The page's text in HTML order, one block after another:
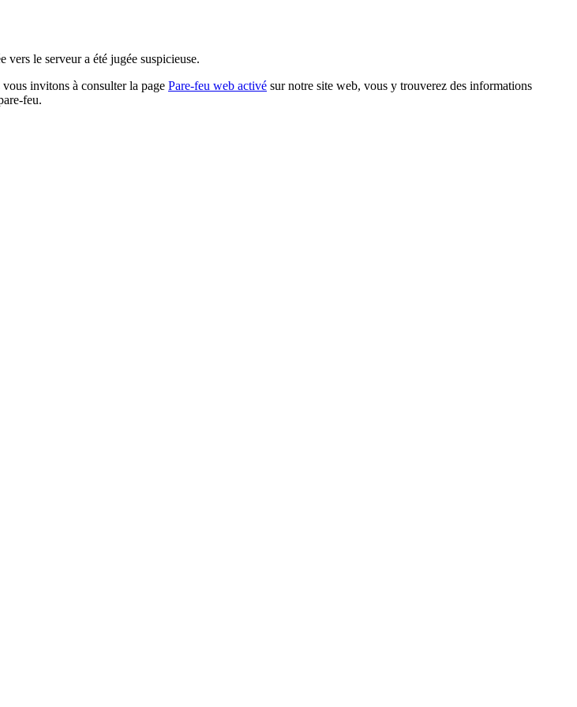
le serveur a été jugée suspicieuse.
invitons à consulter la page Pare-feu web activé sur notre site web, vous y trouverez des informations
feu.